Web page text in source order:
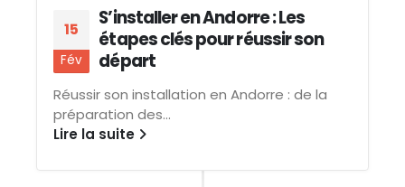
15
Fév
S’installer en Andorre : Les
étapes clés pour réussir son
départ
Réussir son installation en Andorre : de la
préparation des...
Lire la suite